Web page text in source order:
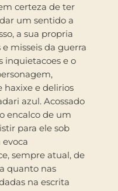
certeza de ter
um sentido a
a sua propria
misseis da guerra
inquietacoes e o
haxixe e delirios
azul. Acossado
encalco de um
para ele sob
sempre atual, de
quanto nas
na escrita